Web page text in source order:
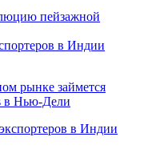
в Индии
рынке займется
в Нью-Дели